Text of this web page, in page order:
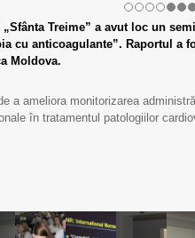
„Sfânta Treime” a avut loc un
cu anticoagulante”. Raportul a
Moldova.
a ameliora monitorizarea
în tratamentul patologiilor